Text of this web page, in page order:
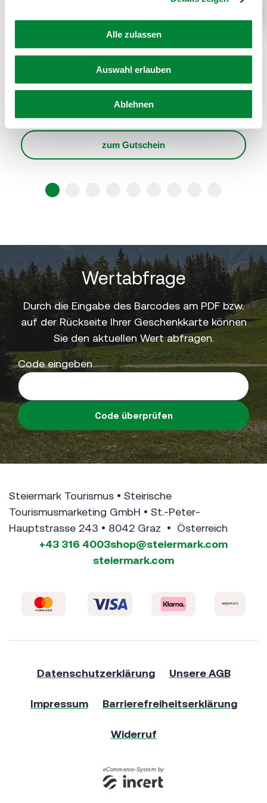
Alle zulassen
Auswahl erlauben
Ablehnen
zum Gutschein
Next
Wertabfrage
Durch die Eingabe des Barcodes am PDF bzw.
auf der Rückseite Ihrer Geschenkkarte können
Sie den aktuellen Wert abfragen.
Code eingeben
Code überprüfen
Steiermark Tourismus • Steirische
Tourismusmarketing GmbH • St.-Peter-
Hauptstrasse 243 • 8042 Graz • Österreich
+43 316 4003shop@steiermark.com
steiermark.com
Datenschutzerklärung Unsere AGB
Impressum Barrierefreiheitserklärung
Widerruf
eCommerce-System by